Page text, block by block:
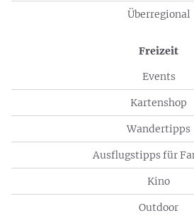
Überregional
Freizeit
Events
Kartenshop
Wandertipps
Ausflugstipps für
Kino
Outdoor